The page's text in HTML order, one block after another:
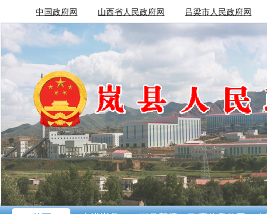
中国政府网 山西省人民政府网 吕梁市人民政府网